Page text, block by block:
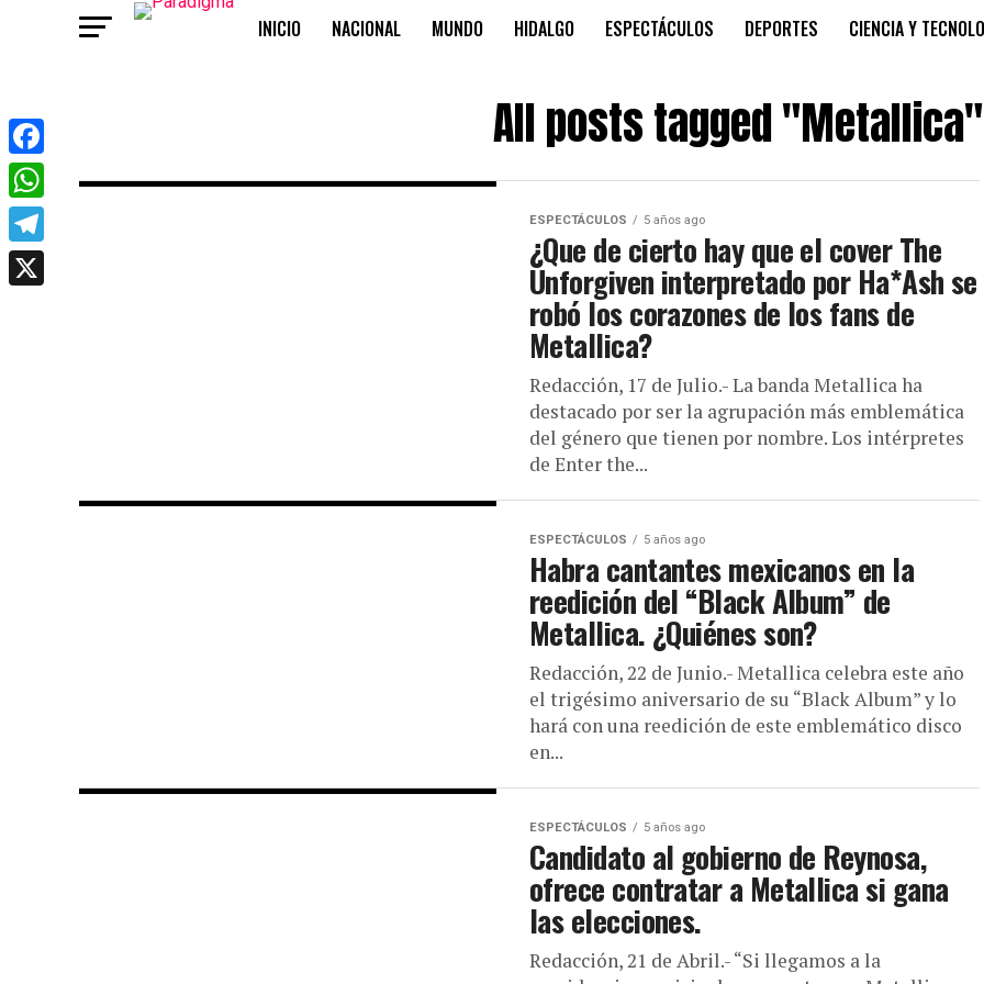
INICIO NACIONAL MUNDO HIDALGO ESPECTÁCULOS DEPORTES CIENCIA Y
All posts tagged "Metallica"
ESPECTÁCULOS 5 años ago
¿Que de cierto hay que el cover The
Unforgiven interpretado por Ha*Ash se
robó los corazones de los fans de
Metallica?
Redacción, 17 de Julio.- La banda Metallica ha
destacado por ser la agrupación más emblemática
del género que tienen por nombre. Los intérpretes
de Enter the...
ESPECTÁCULOS 5 años ago
Habra cantantes mexicanos en la
reedición del “Black Album” de
Metallica. ¿Quiénes son?
Redacción, 22 de Junio.- Metallica celebra este año
el trigésimo aniversario de su “Black Album” y lo
hará con una reedición de este emblemático disco
en...
ESPECTÁCULOS 5 años ago
Candidato al gobierno de Reynosa,
ofrece contratar a Metallica si gana
las elecciones.
Redacción, 21 de Abril.- “Si llegamos a la
Facebook
WhatsApp
Telegram